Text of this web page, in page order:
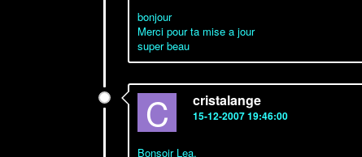
bonjour
Merci pour ta mise a jour
super beau
C cristalange
15-12-2007 19:46:00
Bonsoir Lea,